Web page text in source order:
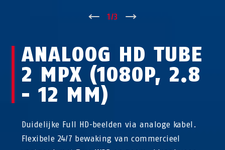
1/3
ANALOOG HD TUBE
2 MPX (1080P, 2.8
- 12 MM)
Duidelijke Full HD-beelden via analoge kabel.
Flexibele 24/7 bewaking van commercieel